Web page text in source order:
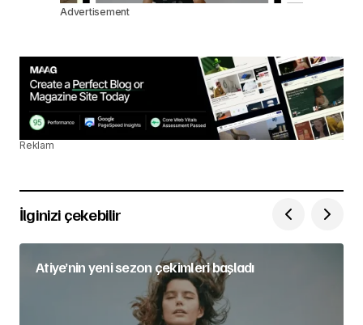
Advertisement
Reklam
İlginizi çekebilir
Atiye’nin yeni sezon çekimleri başladı